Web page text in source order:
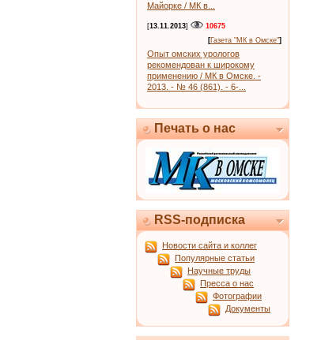
Майорке / МК в...
[13.11.2013]
10675
[Газета "МК в Омске"]
Опыт омских урологов
рекомендован к широкому
применению / МК в Омске. -
2013. - № 46 (861). - 6-...
Печать о нас
RSS-подписка
Новости сайта и коллег
Популярные статьи
Научные труды
Пресса о нас
Фотографии
Документы